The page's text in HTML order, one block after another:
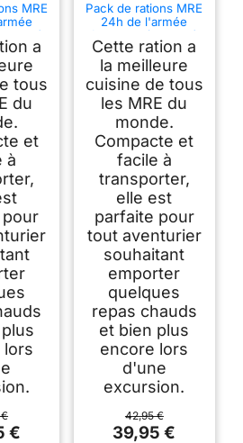
MRE
6)
a
tous
du
et
à
lors
€
Pack de rations MRE
24h de l'armée
française (menu 3)
Cette ration a
la meilleure
cuisine de tous
les MRE du
monde.
Compacte et
facile à
transporter,
elle est
parfaite pour
tout aventurier
souhaitant
emporter
quelques
repas chauds
et bien plus
encore lors
d'une
excursion.
42,95 €
39,95 €